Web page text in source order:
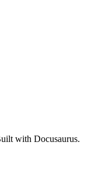
with Docusaurus.